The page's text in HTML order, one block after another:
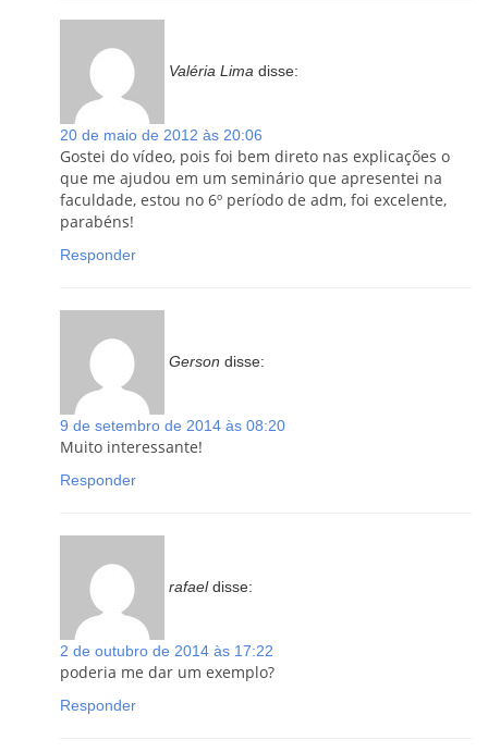
Valéria Lima disse:
20 de maio de 2012 às 20:06
Gostei do vídeo, pois foi bem direto nas explicações o
que me ajudou em um seminário que apresentei na
faculdade, estou no 6º período de adm, foi excelente,
parabéns!
Responder
Gerson disse:
9 de setembro de 2014 às 08:20
Muito interessante!
Responder
rafael disse:
2 de outubro de 2014 às 17:22
poderia me dar um exemplo?
Responder